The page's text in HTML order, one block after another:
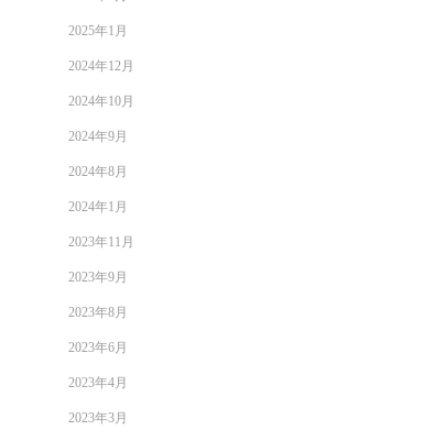
2025年1月
2024年12月
2024年10月
2024年9月
2024年8月
2024年1月
2023年11月
2023年9月
2023年8月
2023年6月
2023年4月
2023年3月